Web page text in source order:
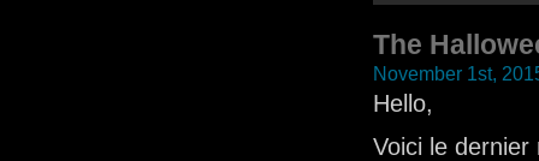
The
November 1st,
Hello,
Voici le